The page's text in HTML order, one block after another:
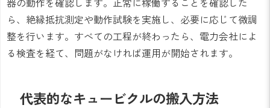
ら、絶縁抵抗測定や動作試験を実施し、必要に応じて微調
整を行います。すべての工程が終わったら、電力会社によ
る検査を経て、問題がなければ運用が開始されます。
代表的なキュービクルの搬入方法